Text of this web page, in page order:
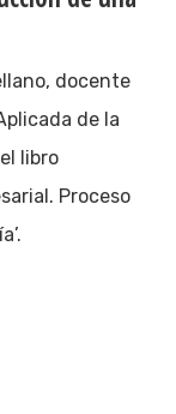
docente
de la
libro
Proceso